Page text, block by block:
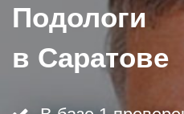
Подологи
в Саратове